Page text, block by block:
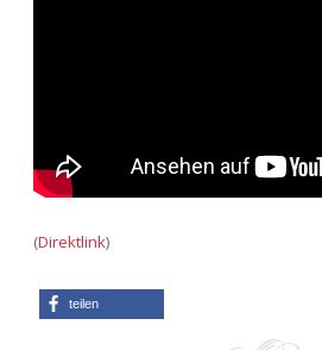
(Direktlink)
teilen